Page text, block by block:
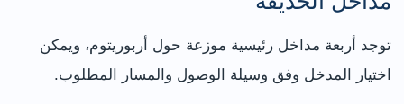
توجد أربعة مداخل رئيسية موزعة حول أربوريتوم، ويمكن
اختيار المدخل وفق وسيلة الوصول والمسار المطلوب.